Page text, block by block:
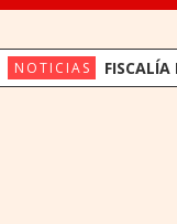
NOTICIAS FISCALÍA IMPUTA A EXPRESIDENTES DEL